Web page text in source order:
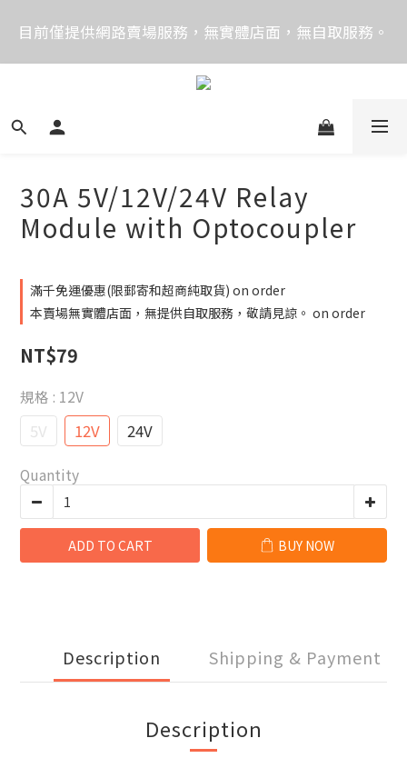
價格均含稅，下單享優惠！歡迎大量採購，由專人提供
專案報價。
目前僅提供網路賣場服務，無實體店面，無自取服務。
目前電話系統異常，暫時無法正常接聽來電，請改播
30A 5V/12V/24V Relay
Module with Optocoupler
滿千免運優惠(限郵寄和超商純取貨) on order
本賣場無實體店面，無提供自取服務，敬請見諒。 on order
NT$79
規格 : 12V
5V 12V 24V
Quantity
ADD TO CART BUY NOW
Description Shipping & Payment
Description